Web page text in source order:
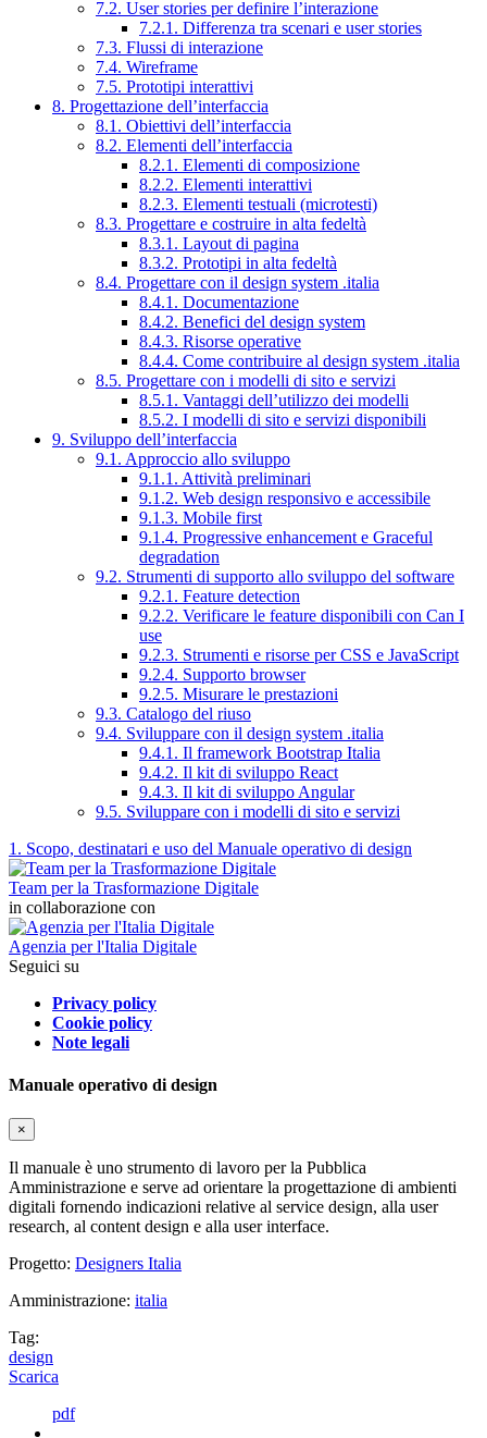
7.2. User stories per definire l’interazione
7.2.1. Differenza tra scenari e user stories
7.3. Flussi di interazione
7.4. Wireframe
7.5. Prototipi interattivi
8. Progettazione dell’interfaccia
8.1. Obiettivi dell’interfaccia
8.2. Elementi dell’interfaccia
8.2.1. Elementi di composizione
8.2.2. Elementi interattivi
8.2.3. Elementi testuali (microtesti)
8.3. Progettare e costruire in alta fedeltà
8.3.1. Layout di pagina
8.3.2. Prototipi in alta fedeltà
8.4. Progettare con il design system .italia
8.4.1. Documentazione
8.4.2. Benefici del design system
8.4.3. Risorse operative
8.4.4. Come contribuire al design system .italia
8.5. Progettare con i modelli di sito e servizi
8.5.1. Vantaggi dell’utilizzo dei modelli
8.5.2. I modelli di sito e servizi disponibili
9. Sviluppo dell’interfaccia
9.1. Approccio allo sviluppo
9.1.1. Attività preliminari
9.1.2. Web design responsivo e accessibile
9.1.3. Mobile first
9.1.4. Progressive enhancement e Graceful
degradation
9.2. Strumenti di supporto allo sviluppo del software
9.2.1. Feature detection
9.2.2. Verificare le feature disponibili con Can I
use
9.2.3. Strumenti e risorse per CSS e JavaScript
9.2.4. Supporto browser
9.2.5. Misurare le prestazioni
9.3. Catalogo del riuso
9.4. Sviluppare con il design system .italia
9.4.1. Il framework Bootstrap Italia
9.4.2. Il kit di sviluppo React
9.4.3. Il kit di sviluppo Angular
9.5. Sviluppare con i modelli di sito e servizi
1. Scopo, destinatari e uso del Manuale operativo di design
Team per la Trasformazione Digitale
in collaborazione con
Agenzia per l'Italia Digitale
Seguici su
Privacy policy
Cookie policy
Note legali
Manuale operativo di design
×
Il manuale è uno strumento di lavoro per la Pubblica
Amministrazione e serve ad orientare la progettazione di ambienti
digitali fornendo indicazioni relative al service design, alla user
research, al content design e alla user interface.
Progetto: Designers Italia
Amministrazione: italia
Tag:
design
Scarica
pdf